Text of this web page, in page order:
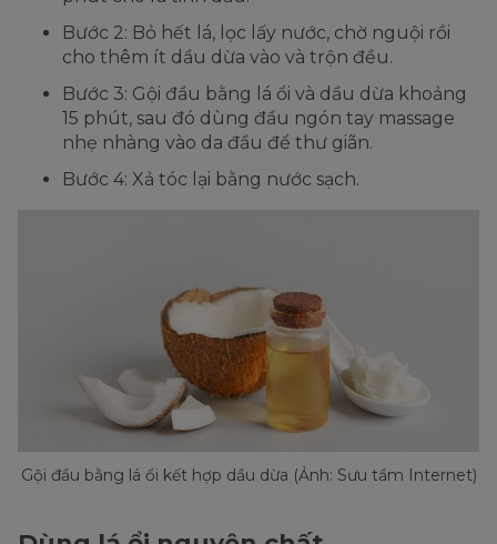
Bước 2: Bỏ hết lá, lọc lấy nước, chờ nguội rồi
cho thêm ít dầu dừa vào và trộn đều.
Bước 3: Gội đầu bằng lá ổi và dầu dừa khoảng
15 phút, sau đó dùng đầu ngón tay massage
nhẹ nhàng vào da đầu để thư giãn.
Bước 4: Xả tóc lại bằng nước sạch.
Gội đầu bằng lá ổi kết hợp dầu dừa (Ảnh: Sưu tầm Internet)